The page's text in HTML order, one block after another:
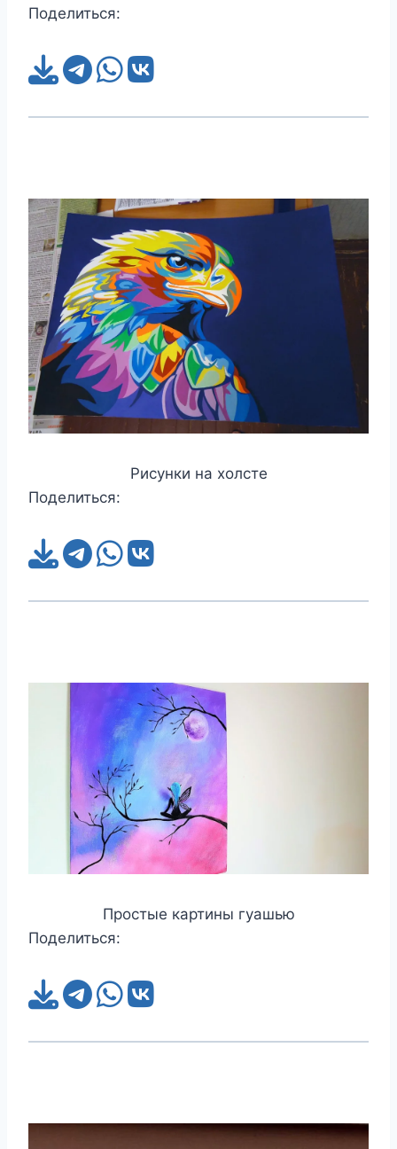
Поделиться:
Рисунки на холсте
Поделиться:
Простые картины гуашью
Поделиться: